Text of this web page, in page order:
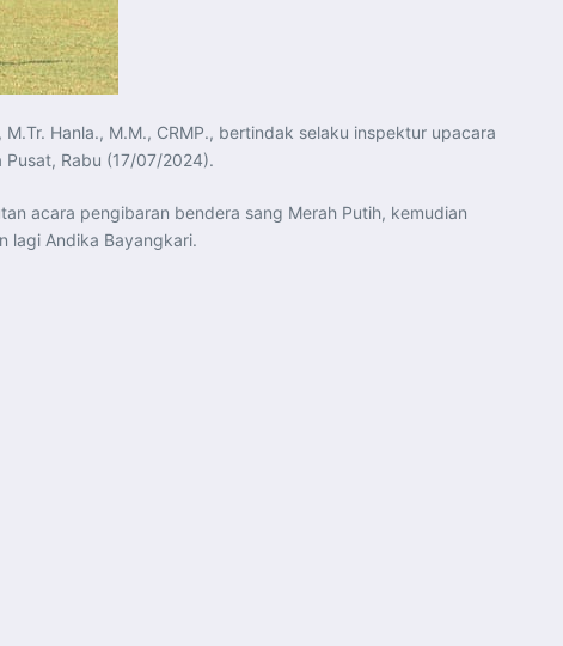
Hanla., M.M., CRMP., bertindak selaku inspektur upacara
Rabu (17/07/2024).
acara pengibaran bendera sang Merah Putih, kemudian
lagi Andika Bayangkari.